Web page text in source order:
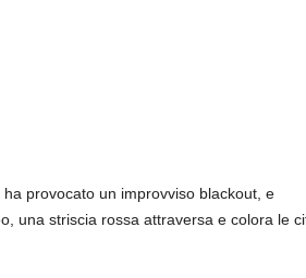
provocato un improvviso blackout, e
una striscia rossa attraversa e colora le